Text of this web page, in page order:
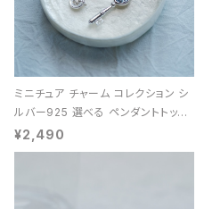
ミニチュア チャーム コレクション シ
ルバー925 選べる ペンダントトップ
レディース ユニセックス
¥2,490